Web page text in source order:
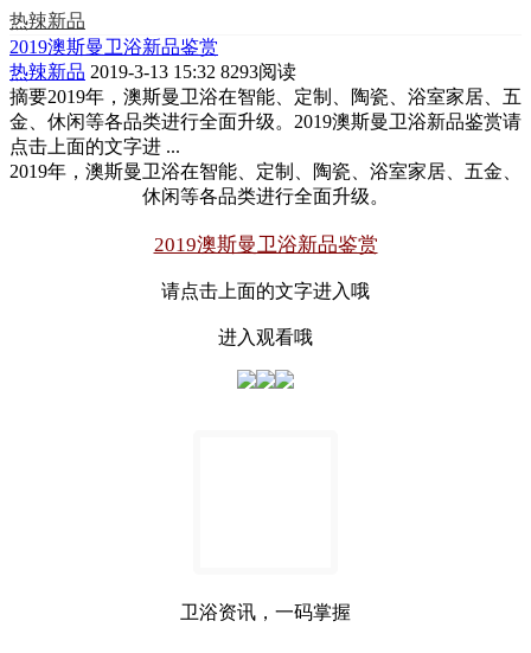
热辣新品
2019澳斯曼卫浴新品鉴赏
热辣新品 2019-3-13 15:32 8293阅读
摘要2019年，澳斯曼卫浴在智能、定制、陶瓷、浴室家居、五
金、休闲等各品类进行全面升级。2019澳斯曼卫浴新品鉴赏请
点击上面的文字进 ...
2019年，澳斯曼卫浴在智能、定制、陶瓷、浴室家居、五金、
休闲等各品类进行全面升级。
2019澳斯曼卫浴新品鉴赏
请点击上面的文字进入哦
进入观看哦
卫浴资讯，一码掌握